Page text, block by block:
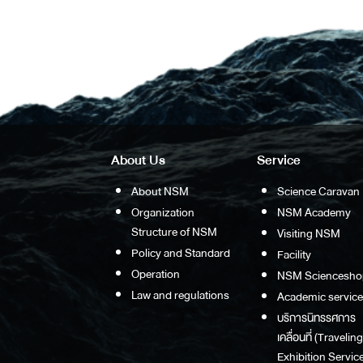
About Us
About NSM
Organization
Structure of NSM
Policy and Standard
Operation
Law and regulations
Service
Science Caravan
NSM Academy
Visiting NSM
Facility
NSM
Academic service
บริการนิทรรศการ
เคลื่อนที่ (Traveling
Exhibition